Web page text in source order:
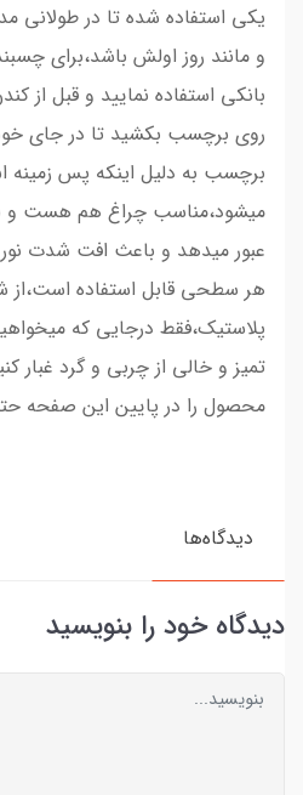
یکی استفاده شده تا در طولانی
و مانند روز اولش باشد،برای
بانکی استفاده نمایید و قبل از
روی برچسب بکشید تا در جای
برچسب به دلیل اینکه پس
میشود،مناسب چراغ هم هست و
عبور میدهد و باعث افت شدت
هر سطحی قابل استفاده است،از
پلاستیک،فقط درجایی که
تمیز و خالی از چربی و گرد غبار
محصول را در پایین این صفحه
دیدگاه‌ها
دیدگاه خود را بنویسید